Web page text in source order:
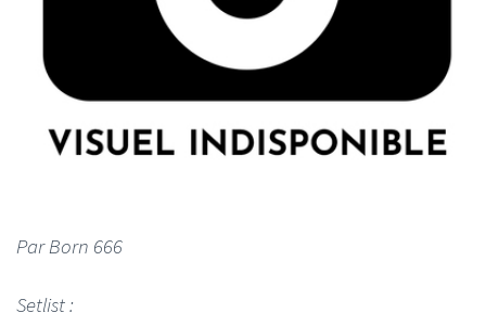
Par Born 666
Setlist :